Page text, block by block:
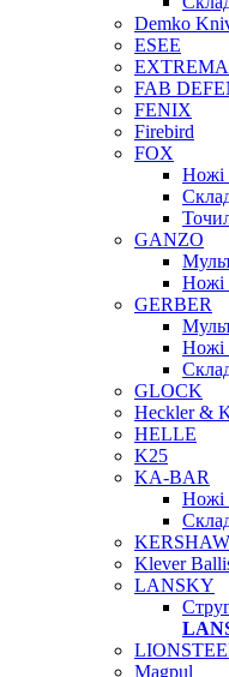
Demko
ESEE
FAB
FENIX
Firebird
FOX
Ножі
GANZO
Ножі
GERBER
Ножі
GLOCK
Heckler &
HELLE
K25
KA-BAR
Ножі
KERSHAW
Klever
LANSKY
Magpul